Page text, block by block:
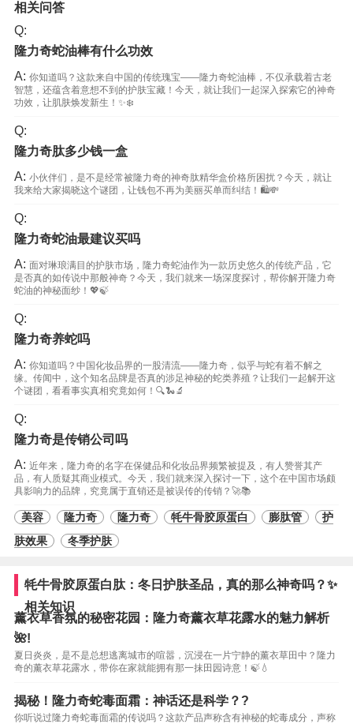
相关问答
Q:
隆力奇蛇油棒有什么功效
A: 你知道吗？这款来自中国的传统瑰宝——隆力奇蛇油棒，不仅承载着古老
智慧，还蕴含着意想不到的护肤宝藏！今天，就让我们一起深入探索它的神奇
功效，让肌肤焕发新生！✨❄️
Q:
隆力奇肽多少钱一盒
A: 小伙伴们，是不是经常被隆力奇的神奇肽精华盒价格所困扰？今天，就让
我来给大家揭晓这个谜团，让钱包不再为美丽买单而纠结！🛍️💸
Q:
隆力奇蛇油最建议买吗
A: 面对琳琅满目的护肤市场，隆力奇蛇油作为一款历史悠久的传统产品，它
是否真的如传说中那般神奇？今天，我们就来一场深度探讨，帮你解开隆力奇
蛇油的神秘面纱！💖🍃
Q:
隆力奇养蛇吗
A: 你知道吗？中国化妆品界的一股清流——隆力奇，似乎与蛇有着不解之
缘。传闻中，这个知名品牌是否真的涉足神秘的蛇类养殖？让我们一起解开这
个谜团，看看事实真相究竟如何！🔍🐍🔬
Q:
隆力奇是传销公司吗
A: 近年来，隆力奇的名字在保健品和化妆品界频繁被提及，有人赞誉其产
品，有人质疑其商业模式。今天，我们就来深入探讨一下，这个在中国市场颇
具影响力的品牌，究竟属于直销还是被误传的传销？🚀📚
美容 隆力奇 隆力奇 牦牛骨胶原蛋白 膨肽管
护
肤效果
冬季护肤
牦牛骨胶原蛋白肽：冬日护肤圣品，真的那么神奇吗？✨
相关知识
薰衣草香氛的秘密花园：隆力奇薰衣草花露水的魅力解析
🌺!
夏日炎炎，是不是总想逃离城市的喧嚣，沉浸在一片宁静的薰衣草田中？隆力
奇的薰衣草花露水，带你在家就能拥有那一抹田园诗意！🍃💧
揭秘！隆力奇蛇毒面霜：神话还是科学？?
你听说过隆力奇蛇毒面霜的传说吗？这款产品声称含有神秘的蛇毒成分，声称